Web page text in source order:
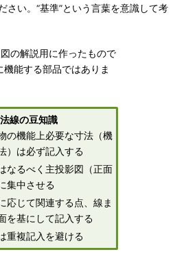
さい。“基準”という言葉を意識して考
の解説用に作ったもので
機能する部品ではありま
線の豆知識
の機能上必要な寸法（機
）は必ず記入する
なるべく主投影図（正面
集中させる
応じて関連する点、線ま
を基にして記入する
重複記入を避ける